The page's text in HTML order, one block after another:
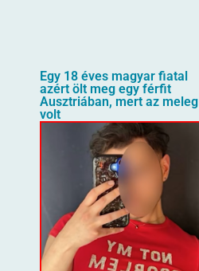
Egy 18 éves magyar fiatal
azért ölt meg egy férfit
Ausztriában, mert az meleg
volt